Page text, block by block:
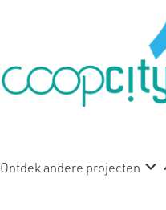
Ontdek andere projecten